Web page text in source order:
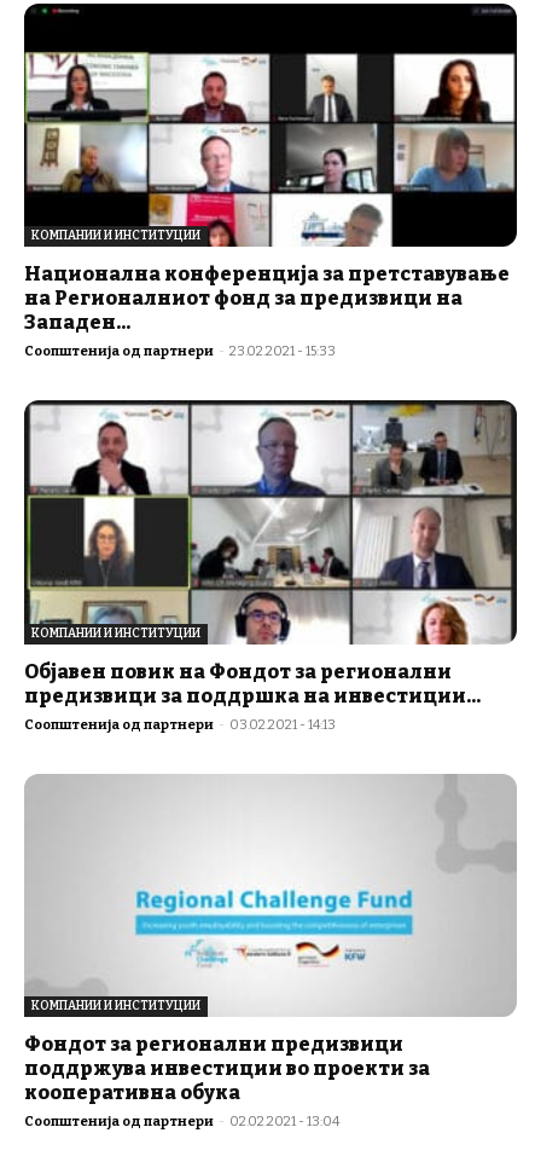
КОМПАНИИ И ИНСТИТУЦИИ
Национална конференција за претставување
на Регионалниот фонд за предизвици на
Западен...
Соопштенија од партнери - 23.02.2021 - 15:33
КОМПАНИИ И ИНСТИТУЦИИ
Објавен повик на Фондот за регионални
предизвици за поддршка на инвестиции...
Соопштенија од партнери - 03.02.2021 - 14:13
КОМПАНИИ И ИНСТИТУЦИИ
Фондот за регионални предизвици
поддржува инвестиции во проекти за
кооперативна обука
Соопштенија од партнери - 02.02.2021 - 13:04